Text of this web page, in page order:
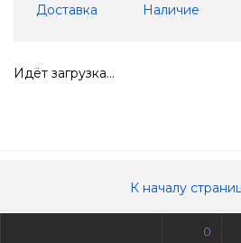
0
Доставка Наличие
Идёт загрузка...
К началу
© Все права защищены. Информация сайта